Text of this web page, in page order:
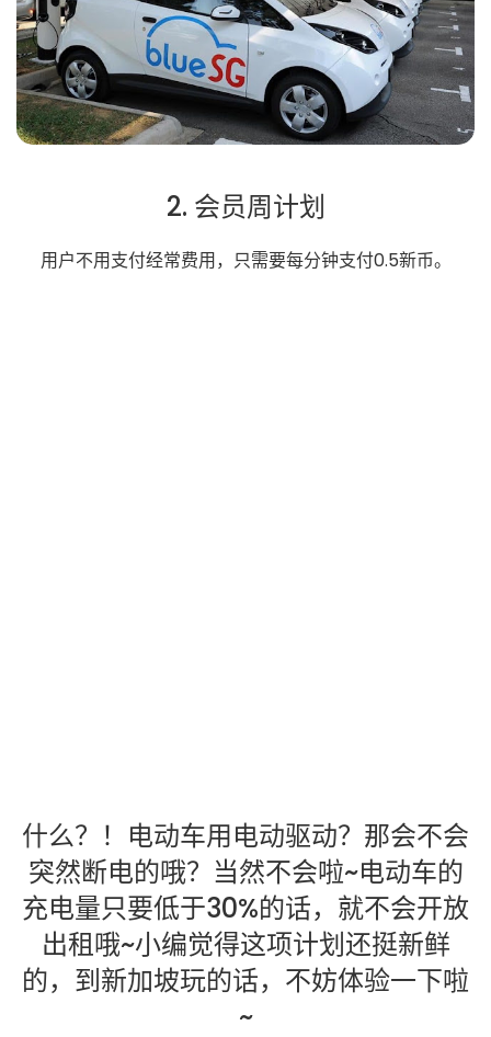
2. 会员周计划
用户不用支付经常费用，只需要每分钟支付0.5新币。
什么？！电动车用电动驱动？那会不会
突然断电的哦？当然不会啦~电动车的
充电量只要低于30%的话，就不会开放
出租哦~小编觉得这项计划还挺新鲜
的，到新加坡玩的话，不妨体验一下啦
~